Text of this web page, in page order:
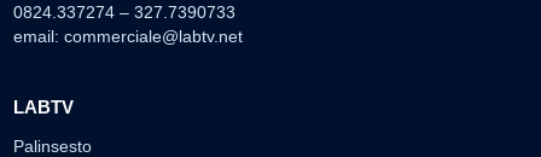
0824.337274 – 327.7390733
email: commerciale@labtv.net
LABTV
Palinsesto